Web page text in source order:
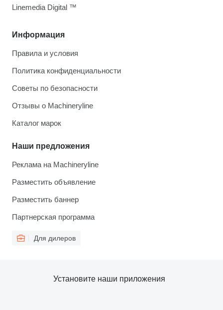
Информация
Правила и условия
Политика конфиденциальности
Советы по безопасности
Отзывы о Machineryline
Каталог марок
Наши предложения
Реклама на Machineryline
Разместить объявление
Разместить баннер
Партнерская программа
Для дилеров
Linemedia Digital ™
Установите наши приложения